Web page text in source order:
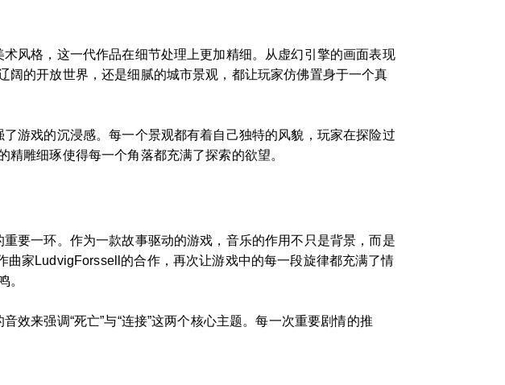
风格，这一代作品在细节处理上更加精细。从虚幻引擎的画面表现
的开放世界，还是细腻的城市景观，都让玩家仿佛置身于一个真
游戏的沉浸感。每一个景观都有着自己独特的风貌，玩家在探险过
雕细琢使得每一个角落都充满了探索的欲望。
要一环。作为一款故事驱动的游戏，音乐的作用不只是背景，而是
家LudvigForssell的合作，再次让游戏中的每一段旋律都充满了情
。
来强调“死亡”与“连接”这两个核心主题。每一次重要剧情的推